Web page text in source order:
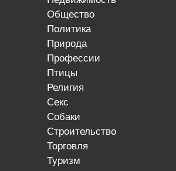
общество
политика
природа
профессии
птицы
религия
секс
собаки
строительство
торговля
туризм